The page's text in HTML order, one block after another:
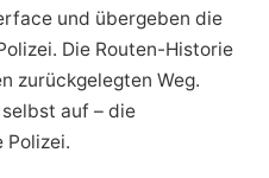
und übergeben die
Die Routen-Historie
zurückgelegten Weg.
auf – die
Polizei.